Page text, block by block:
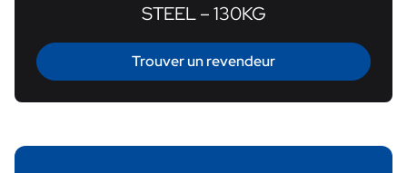
STEEL – 130KG
Trouver un revendeur